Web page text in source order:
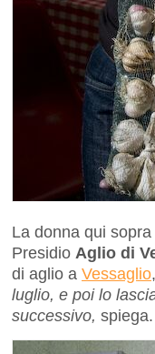
La donna qui
Presidio Aglio di
di aglio a Vessaglio
luglio, e poi lo
successivo, spiega.